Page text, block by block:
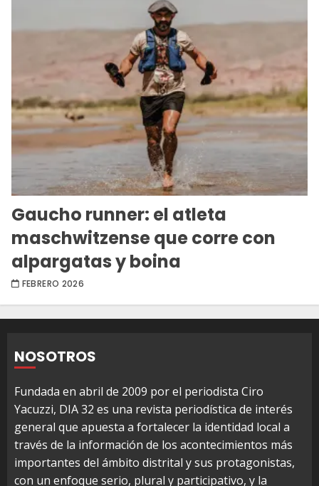
Gaucho runner: el atleta
maschwitzense que corre con
alpargatas y boina
FEBRERO 2026
NOSOTROS
Fundada en abril de 2009 por el periodista Ciro
Yacuzzi, DIA 32 es una revista periodística de interés
general que apuesta a fortalecer la identidad local a
través de la información de los acontecimientos más
importantes del ámbito distrital y sus protagonistas,
con un enfoque serio, plural y participativo, y la